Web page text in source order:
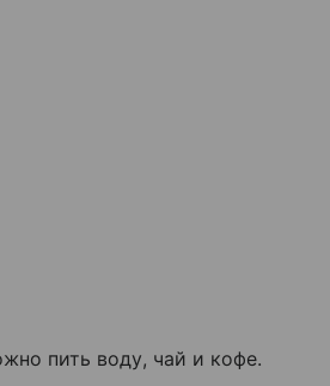
пить воду, чай и кофе.